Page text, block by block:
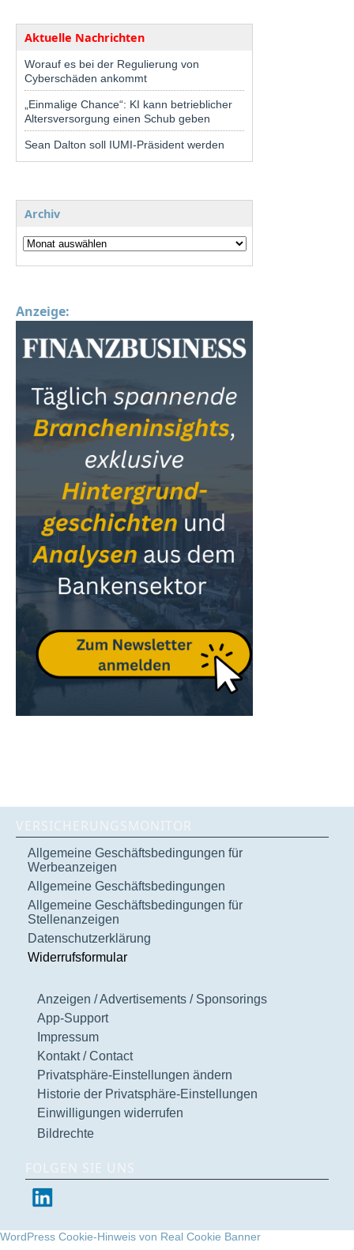
Aktuelle Nachrichten
Worauf es bei der Regulierung von
Cyberschäden ankommt
„Einmalige Chance“: KI kann betrieblicher
Altersversorgung einen Schub geben
Sean Dalton soll IUMI-Präsident werden
Archiv
Anzeige:
VERSICHERUNGSMONITOR
Allgemeine Geschäftsbedingungen für
Werbeanzeigen
Allgemeine Geschäftsbedingungen
Allgemeine Geschäftsbedingungen für
Stellenanzeigen
Datenschutzerklärung
Widerrufsformular
Anzeigen / Advertisements / Sponsorings
App-Support
Impressum
Kontakt / Contact
Privatsphäre-Einstellungen ändern
Historie der Privatsphäre-Einstellungen
Einwilligungen widerrufen
Bildrechte
FOLGEN SIE UNS
WordPress Cookie-Hinweis von Real Cookie Banner